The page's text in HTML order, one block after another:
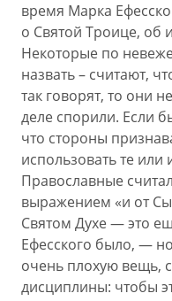
время Марка
о Святой Троице, об
Некоторые по
назвать – считают,
так говорят, то они
деле спорили. Если
что стороны
использовать те
Православные
выражением «и от
Святом Духе — это
Ефесского было, —
очень плохую вещь,
дисциплины: чтобы